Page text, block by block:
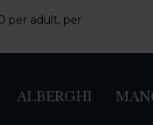
per adult, per
ALBERGHI